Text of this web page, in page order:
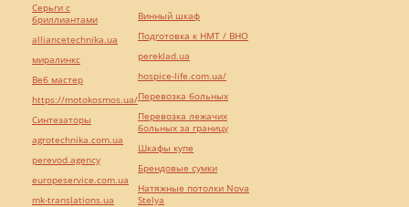
Серьги с
бриллиантами
alliancetechnika.ua
миралинкс
Веб мастер
https://motokosmos.ua/
Синтезаторы
agrotechnika.com.ua
perevod.agency
europeservice.com.ua
mk-translations.ua
Винный шкаф
Подготовка к НМТ / ВНО
pereklad.ua
hospice-life.com.ua/
Перевозка больных
Перевозка лежачих
больных за границу
Шкафы купе
Брендовые сумки
Натяжные потолки Nova
Stelya